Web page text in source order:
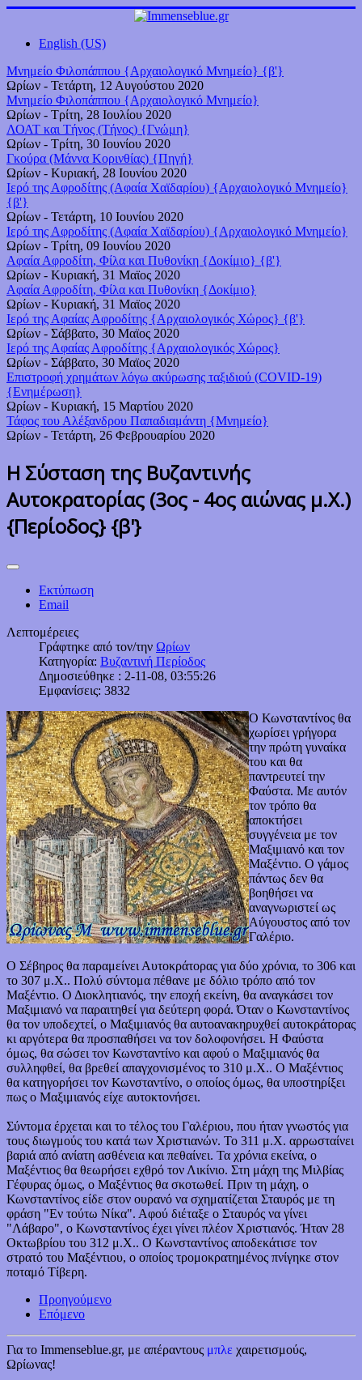
English (US)
Μνημείο Φιλοπάππου {Αρχαιολογικό Μνημείο} {β'}
Ωρίων - Τετάρτη, 12 Αυγούστου 2020
Μνημείο Φιλοπάππου {Αρχαιολογικό Μνημείο}
Ωρίων - Τρίτη, 28 Ιουλίου 2020
ΛΟΑΤ και Τήνος (Τήνος) {Γνώμη}
Ωρίων - Τρίτη, 30 Ιουνίου 2020
Γκούρα (Μάννα Κορινθίας) {Πηγή}
Ωρίων - Κυριακή, 28 Ιουνίου 2020
Ιερό της Αφροδίτης (Αφαία Χαϊδαρίου) {Αρχαιολογικό Μνημείο}
{β'}
Ωρίων - Τετάρτη, 10 Ιουνίου 2020
Ιερό της Αφροδίτης (Αφαία Χαϊδαρίου) {Αρχαιολογικό Μνημείο}
Ωρίων - Τρίτη, 09 Ιουνίου 2020
Αφαία Αφροδίτη, Φίλα και Πυθονίκη {Δοκίμιο} {β'}
Ωρίων - Κυριακή, 31 Μαϊος 2020
Αφαία Αφροδίτη, Φίλα και Πυθονίκη {Δοκίμιο}
Ωρίων - Κυριακή, 31 Μαϊος 2020
Ιερό της Αφαίας Αφροδίτης {Αρχαιολογικός Χώρος} {β'}
Ωρίων - Σάββατο, 30 Μαϊος 2020
Ιερό της Αφαίας Αφροδίτης {Αρχαιολογικός Χώρος}
Ωρίων - Σάββατο, 30 Μαϊος 2020
Επιστροφή χρημάτων λόγω ακύρωσης ταξιδιού (COVID-19)
{Ενημέρωση}
Ωρίων - Κυριακή, 15 Μαρτίου 2020
Τάφος του Αλέξανδρου Παπαδιαμάντη {Μνημείο}
Ωρίων - Τετάρτη, 26 Φεβρουαρίου 2020
Η Σύσταση της Βυζαντινής
Αυτοκρατορίας (3ος - 4ος αιώνας μ.Χ.)
{Περίοδος} {β'}
Εκτύπωση
Email
Λεπτομέρειες
Γράφτηκε από τον/την Ωρίων
Κατηγορία: Βυζαντινή Περίοδος
Δημοσιεύθηκε : 2-11-08, 03:55:26
Εμφανίσεις: 3832
Ο Κωνσταντίνος θα
χωρίσει γρήγορα
την πρώτη γυναίκα
του και θα
παντρευτεί την
Φαύστα. Με αυτόν
τον τρόπο θα
αποκτήσει
συγγένεια με τον
Μαξιμιανό και τον
Μαξέντιο. Ο γάμος
πάντως δεν θα
βοηθήσει να
αναγνωριστεί ως
Αύγουστος από τον
Γαλέριο.
Ο Σέβηρος θα παραμείνει Αυτοκράτορας για δύο χρόνια, το 306 και
το 307 μ.Χ.. Πολύ σύντομα πέθανε με δόλιο τρόπο από τον
Μαξέντιο. Ο Διοκλητιανός, την εποχή εκείνη, θα αναγκάσει τον
Μαξιμιανό να παραιτηθεί για δεύτερη φορά. Όταν ο Κωνσταντίνος
θα τον υποδεχτεί, ο Μαξιμιανός θα αυτοανακηρυχθεί αυτοκράτορας
κι αργότερα θα προσπαθήσει να τον δολοφονήσει. Η Φαύστα
όμως, θα σώσει τον Κωνσταντίνο και αφού ο Μαξιμιανός θα
συλληφθεί, θα βρεθεί απαγχονισμένος το 310 μ.Χ.. Ο Μαξέντιος
θα κατηγορήσει τον Κωνσταντίνο, ο οποίος όμως, θα υποστηρίξει
πως ο Μαξιμιανός είχε αυτοκτονήσει.
Σύντομα έρχεται και το τέλος του Γαλέριου, που ήταν γνωστός για
τους διωγμούς του κατά των Χριστιανών. Το 311 μ.Χ. αρρωσταίνει
βαριά από ανίατη ασθένεια και πεθαίνει. Τα χρόνια εκείνα, ο
Μαξέντιος θα θεωρήσει εχθρό τον Λικίνιο. Στη μάχη της Μιλβίας
Γέφυρας όμως, ο Μαξέντιος θα σκοτωθεί. Πριν τη μάχη, ο
Κωνσταντίνος είδε στον ουρανό να σχηματίζεται Σταυρός με τη
φράση "Εν τούτω Νίκα". Αφού διέταξε ο Σταυρός να γίνει
"Λάβαρο", ο Κωνσταντίνος έχει γίνει πλέον Χριστιανός. Ήταν 28
Οκτωβρίου του 312 μ.Χ.. Ο Κωνσταντίνος αποδεκάτισε τον
στρατό του Μαξέντιου, ο οποίος τρομοκρατημένος πνίγηκε στον
ποταμό Τίβερη.
Προηγούμενο
Επόμενο
Για το Immenseblue.gr, με απέραντους μπλε χαιρετισμούς,
Ωρίωνας!